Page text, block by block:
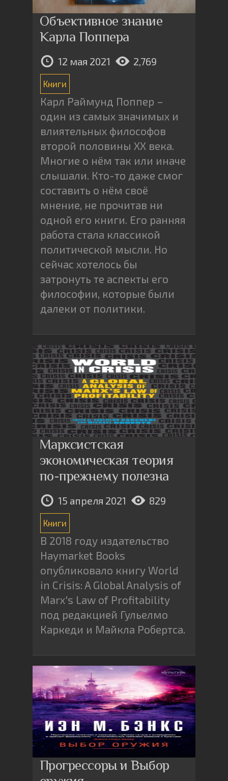
Объективное знание
Карла Поппера
12 мая 2021 2,769
Книги
Карл Раймунд Поппер –
один из самых значимых и
влиятельных философов
второй половины ХХ века.
Многие о нём так или иначе
слышали. Кто-то даже смог
составить о нём своё
мнение, не прочитав ни
одной его книги. Его ранняя
работа стала классикой
политической мысли. Но
сейчас хотелось бы
затронуть те аспекты его
философии, которые были
далеки от политики.
Марксистская
экономическая теория
по-прежнему полезна
15 апреля 2021 829
Книги
В 2018 году издательство
Haymarket Books
опубликовало книгу World
in Crisis: A Global Analysis of
Marx's Law of Profitability
под редакцией Гульелмо
Каркеди и Майкла Робертса.
Прогрессоры и Выбор